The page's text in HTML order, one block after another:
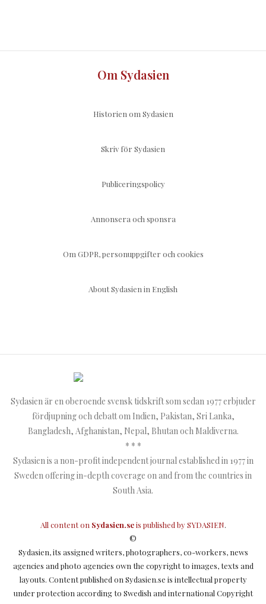
Om Sydasien
Historien om Sydasien
Skriv för Sydasien
Publiceringspolicy
Annonsera och sponsra
Om GDPR, personuppgifter och cookies
About Sydasien in English
Sydasien är en oberoende svensk tidskrift som sedan 1977 erbjuder
fördjupning och debatt om Indien, Pakistan, Sri Lanka,
Bangladesh, Afghanistan, Nepal, Bhutan och Maldiverna.
* * *
Sydasien is a non-profit independent journal established in 1977 in
Sweden offering in-depth coverage on and from the countries in
South Asia.
All content on Sydasien.seis published bySYDASIEN.
©
Sydasien, its assigned writers, photographers, co-workers, news
agencies and photo agencies own the copyright to images, texts and
layouts. Content published on Sydasien.se is intellectual property
under protection according to Swedish and international Copyright